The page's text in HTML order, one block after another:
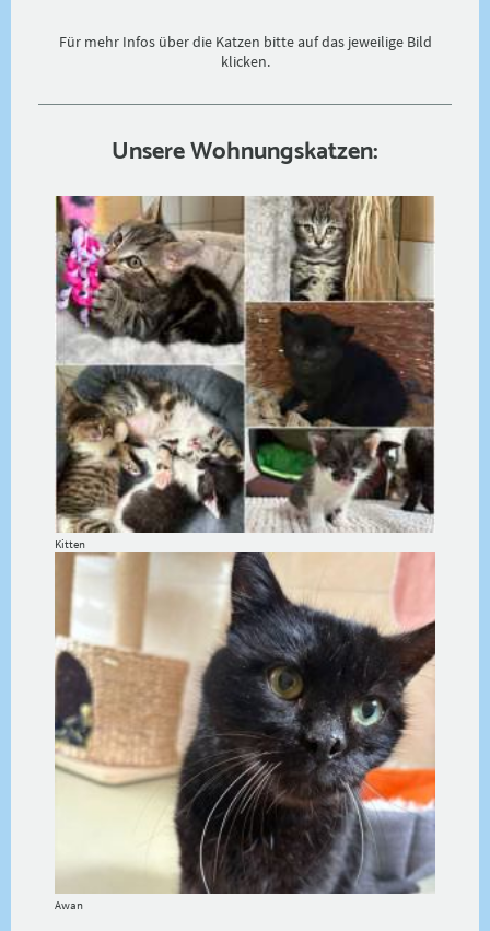
Für mehr Infos über die Katzen bitte auf das jeweilige Bild
klicken.
Unsere Wohnungskatzen:
Kitten
Awan